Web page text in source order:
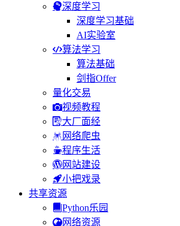
深度学习
深度学习基础
AI实验室
算法学习
算法基础
剑指Offer
量化交易
视频教程
大厂面经
网络爬虫
程序生活
网站建设
小把戏录
共享资源
Python乐园
网络资源